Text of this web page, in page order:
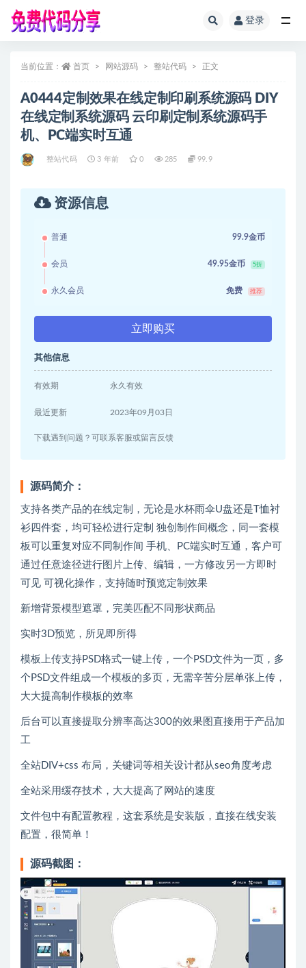
登录
当前位置： 首页 网站源码 整站代码 正文
A0444定制效果在线定制印刷系统源码 DIY
在线定制系统源码 云印刷定制系统源码手
机、PC端实时互通
整站代码 3 年前 0 285 99.9
资源信息
普通 99.9金币
会员 49.95金币 5折
永久会员 免费 推荐
立即购买
其他信息
有效期 永久有效
最近更新 2023年09月03日
下载遇到问题？可联系客服或留言反馈
源码简介：
支持各类产品的在线定制，无论是水杯雨伞U盘还是T恤衬
衫四件套，均可轻松进行定制 独创制作间概念，同一套模
板可以重复对应不同制作间 手机、PC端实时互通，客户可
通过任意途径进行图片上传、编辑，一方修改另一方即时
可见 可视化操作，支持随时预览定制效果
新增背景模型遮罩，完美匹配不同形状商品
实时3D预览，所见即所得
模板上传支持PSD格式一键上传，一个PSD文件为一页，多
个PSD文件组成一个模板的多页，无需辛苦分层单张上传，
大大提高制作模板的效率
后台可以直接提取分辨率高达300的效果图直接用于产品加
工
全站DIV+css 布局，关键词等相关设计都从seo角度考虑
全站采用缓存技术，大大提高了网站的速度
文件包中有配置教程，这套系统是安装版，直接在线安装
配置，很简单！
源码截图：